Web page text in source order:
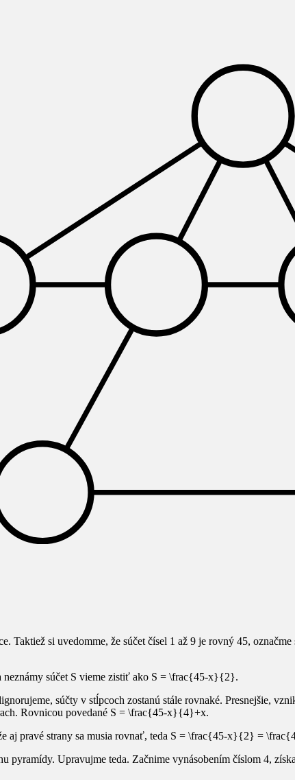
. Taktiež si uvedomme, že súčet čísel 1 až 9 je rovný 45,
súčet S vieme zistiť ako S = \frac{45-x}{2}.
súčty v stĺpcoch zostanú stále rovnaké. Presnejšie,
Rovnicou povedané S = \frac{45-x}{4}+x.
aj pravé strany sa musia rovnať, teda S = \frac{45-x}{2} =
pyramídy. Upravujme teda. Začnime vynásobením číslom 4,